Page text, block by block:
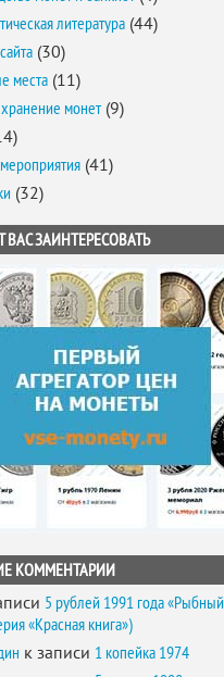
литература (44)
(30)
места (11)
монет(9)
(41)
(32)
ВАС ЗАИНТЕРЕСОВАТЬ
КОММЕНТАРИИ
5 рублей 1991 года «Рыбный
«Красная книга»)
к записи 1 копейка 1974